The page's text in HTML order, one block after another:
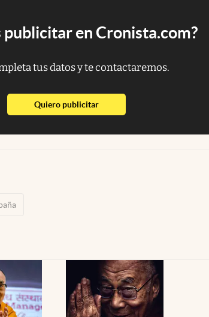
publicitar en Cronista.com?
tus datos y te contactaremos.
Quiero publicitarabre en nueva pestaña